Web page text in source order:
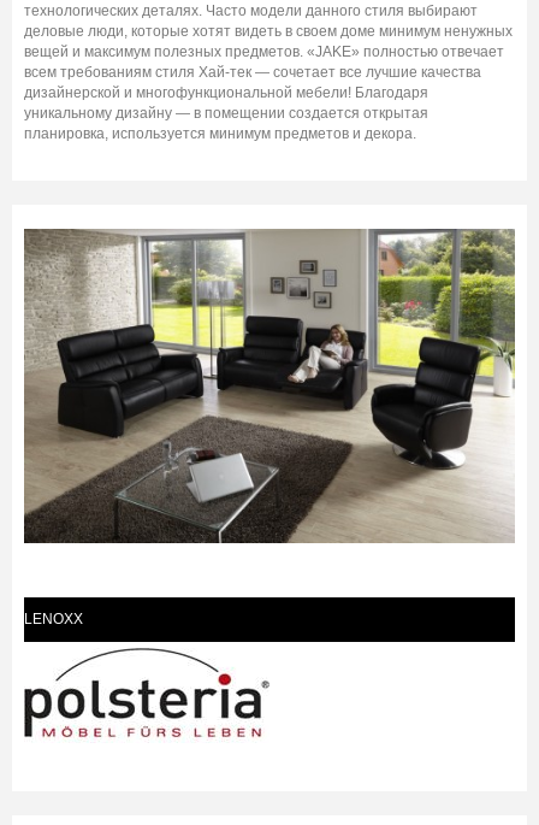
технологических деталях. Часто модели данного стиля выбирают
деловые люди, которые хотят видеть в своем доме минимум ненужных
вещей и максимум полезных предметов. «JAKE» полностью отвечает
всем требованиям стиля Хай-тек — сочетает все лучшие качества
дизайнерской и многофункциональной мебели! Благодаря
уникальному дизайну — в помещении создается открытая
планировка, используется минимум предметов и декора.
LENOXX